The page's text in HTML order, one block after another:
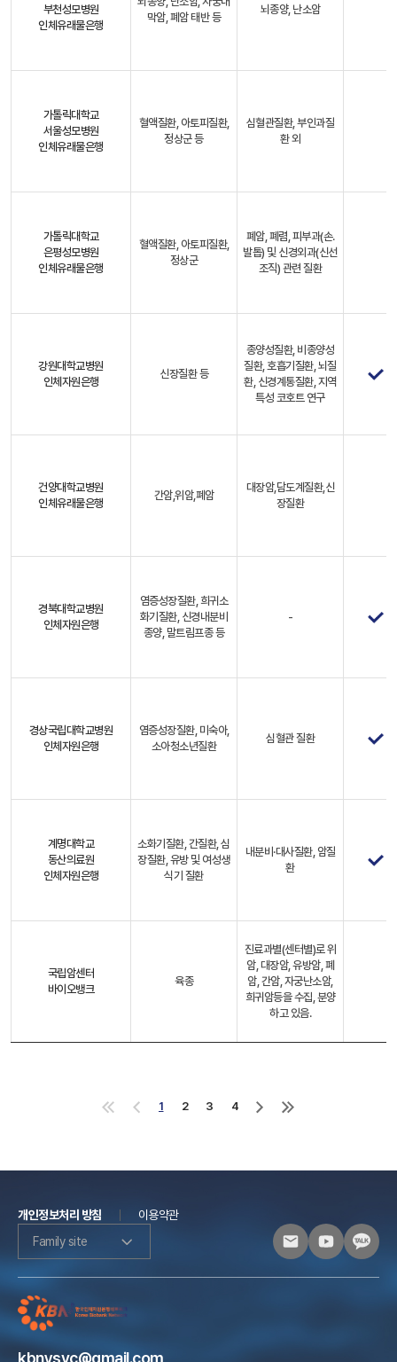
부천성모병원
인체유래물은행
막암, 폐암 태반 등
뇌종양, 난소암
가톨릭대학교
서울성모병원
인체유래물은행
혈액질환, 아토피질환,
정상군 등
심혈관질환, 부인과질
환 외
가톨릭대학교
은평성모병원
인체유래물은행
혈액질환, 아토피질환,
정상군
폐암, 폐렴, 피부과(손.
발톱) 및 신경외과(신선
조직) 관련 질환
강원대학교병원
인체자원은행
신장질환 등
종양성질환, 비종양성
질환, 호흡기질환, 뇌질
환, 신경계통질환, 지역
특성 코호트 연구
건양대학교병원
인체유래물은행
간암,위암,폐암
대장암,담도계질환,신
장질환
경북대학교병원
인체자원은행
염증성장질환, 희귀소
화기질환, 신경내분비
종양, 말트림프종 등
-
경상국립대학교병원
인체자원은행
염증성장질환, 미숙아,
소아청소년질환
심혈관 질환
계명대학교
동산의료원
인체자원은행
소화기질환, 간질환, 심
장질환, 유방 및 여성생
식기 질환
내분비·대사질환, 암질
환
국립암센터
바이오뱅크
육종
진료과별(센터별)로 위
암, 대장암, 유방암, 폐
암, 간암, 자궁난소암,
희귀암등을 수집, 분양
하고 있음.
1 2 3
4
개인정보처리 방침
이용약관
Family site